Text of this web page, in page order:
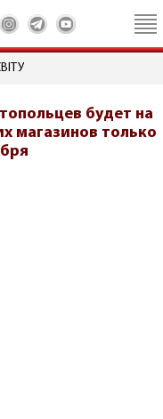
будет на
магазинов только